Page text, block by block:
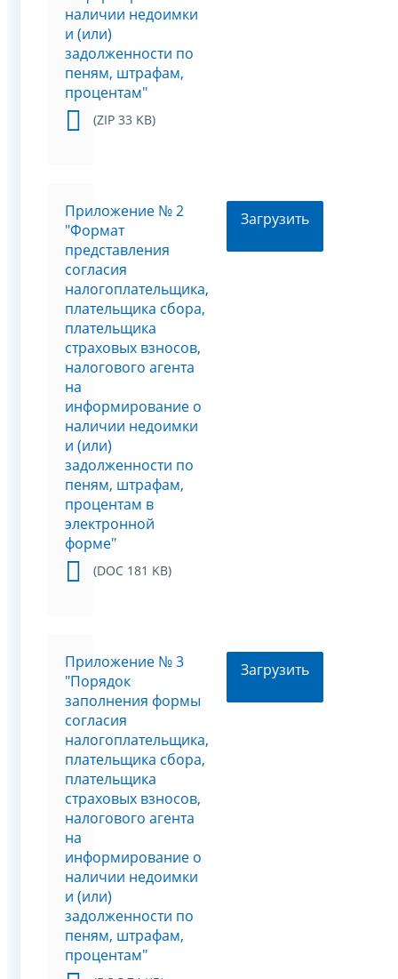
наличии недоимки
и (или)
задолженности по
пеням, штрафам,
процентам"
(ZIP 33 KB)
Приложение № 2
"Формат
представления
согласия
налогоплательщика,
плательщика сбора,
плательщика
страховых взносов,
налогового агента
на
информирование о
наличии недоимки
и (или)
задолженности по
пеням, штрафам,
процентам в
электронной
форме"
(DOC 181 KB)
Загрузить
Приложение № 3
"Порядок
заполнения формы
согласия
налогоплательщика,
плательщика сбора,
плательщика
страховых взносов,
налогового агента
на
информирование о
наличии недоимки
и (или)
задолженности по
пеням, штрафам,
процентам"
Загрузить